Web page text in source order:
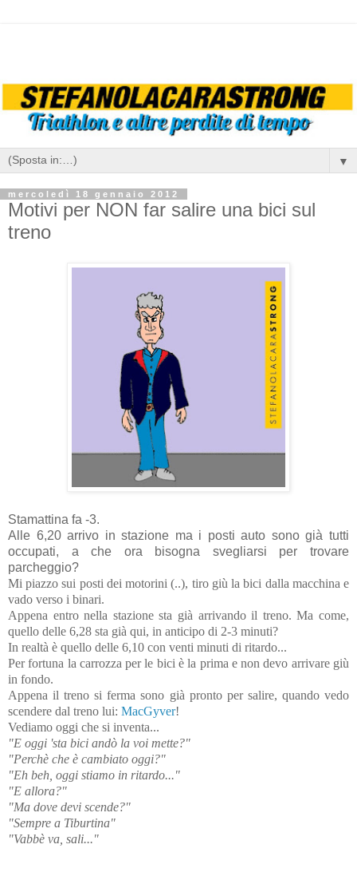
▼
mercoledì 18 gennaio 2012
Motivi per NON far salire una bici sul
treno
Stamattina fa -3.
Alle 6,20 arrivo in stazione ma i posti auto sono già tutti
occupati, a che ora bisogna svegliarsi per trovare
parcheggio?
Mi piazzo sui posti dei motorini (..), tiro giù la bici dalla macchina e
vado verso i binari.
Appena entro nella stazione sta già arrivando il treno. Ma come,
quello delle 6,28 sta già qui, in anticipo di 2-3 minuti?
In realtà è quello delle 6,10 con venti minuti di ritardo...
Per fortuna la carrozza per le bici è la prima e non devo arrivare giù
in fondo.
Appena il treno si ferma sono già pronto per salire, quando vedo
scendere dal treno lui: MacGyver!
Vediamo oggi che si inventa...
"E oggi 'sta bici andò la voi mette?"
"Perchè che è cambiato oggi?"
"Eh beh, oggi stiamo in ritardo..."
"E allora?"
"Ma dove devi scende?"
"Sempre a Tiburtina"
"Vabbè va, sali..."